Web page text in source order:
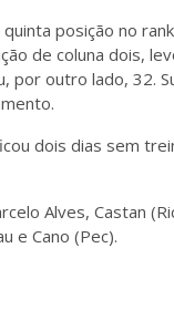
posição no
de coluna dois,
por outro lado, 32.
dois dias sem
Alves, Castan
e Cano (Pec).